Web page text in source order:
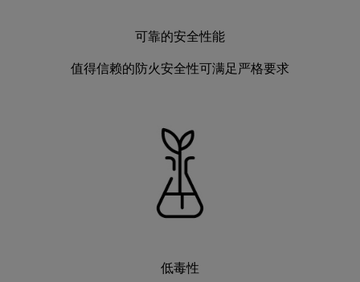
可靠的安全性能
值得信赖的防火安全性可满足严格要求
低毒性